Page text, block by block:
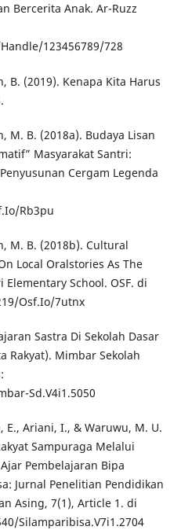
Bercerita Anak. Ar-Ruzz
123456789/728
B. (2019). Kenapa Kita Harus
M. B. (2018a). Budaya Lisan
Masyarakat Santri:
Cergam Legenda
Rb3pu
M. B. (2018b). Cultural
Local Oralstories As The
School. OSF. di
Osf.Io/7utnx
Sastra Di Sekolah Dasar
Rakyat). Mimbar Sekolah
Sd.V4i1.5050
Ariani, I., & Waruwu, M. U.
Sampuraga Melalui
Pembelajaran Bipa
Jurnal Penelitian Pendidikan
Asing, 7(1), Article 1. di
Silamparibisa.V7i1.2704